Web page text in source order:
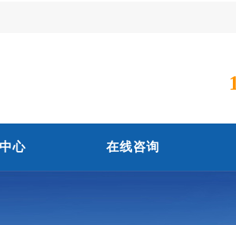
心 在线咨询